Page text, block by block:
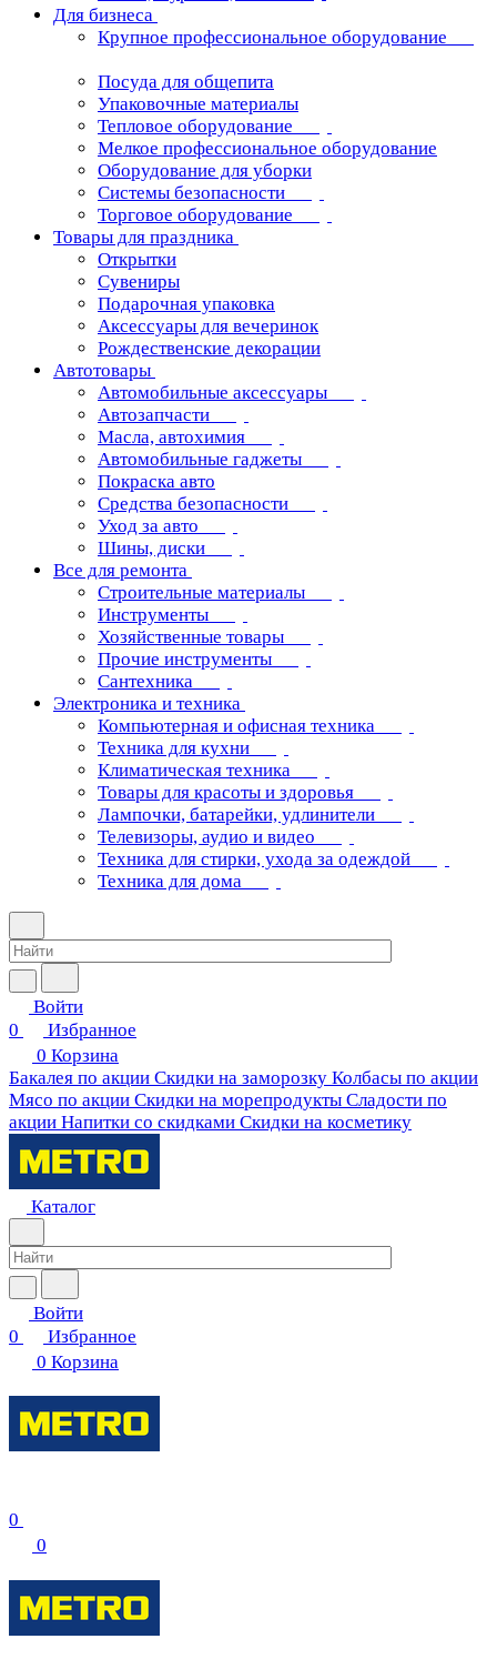
Для бизнеса
Крупное профессиональное оборудование
Посуда для общепита
Упаковочные материалы
Тепловое оборудование
Мелкое профессиональное оборудование
Оборудование для уборки
Системы безопасности
Торговое оборудование
Товары для праздника
Открытки
Сувениры
Подарочная упаковка
Аксессуары для вечеринок
Рождественские декорации
Автотовары
Автомобильные аксессуары
Автозапчасти
Масла, автохимия
Автомобильные гаджеты
Покраска авто
Средства безопасности
Уход за авто
Шины, диски
Все для ремонта
Строительные материалы
Инструменты
Хозяйственные товары
Прочие инструменты
Сантехника
Электроника и техника
Компьютерная и офисная техника
Техника для кухни
Климатическая техника
Товары для красоты и здоровья
Лампочки, батарейки, удлинители
Телевизоры, аудио и видео
Техника для стирки, ухода за одеждой
Техника для дома
Войти
0
Избранное
0 Корзина
Бакалея по акции Скидки на заморозку Колбасы по акции
Мясо по акции Скидки на морепродукты Сладости по
акции Напитки со скидками Скидки на косметику
Каталог
Войти
0
Избранное
0 Корзина
0
0